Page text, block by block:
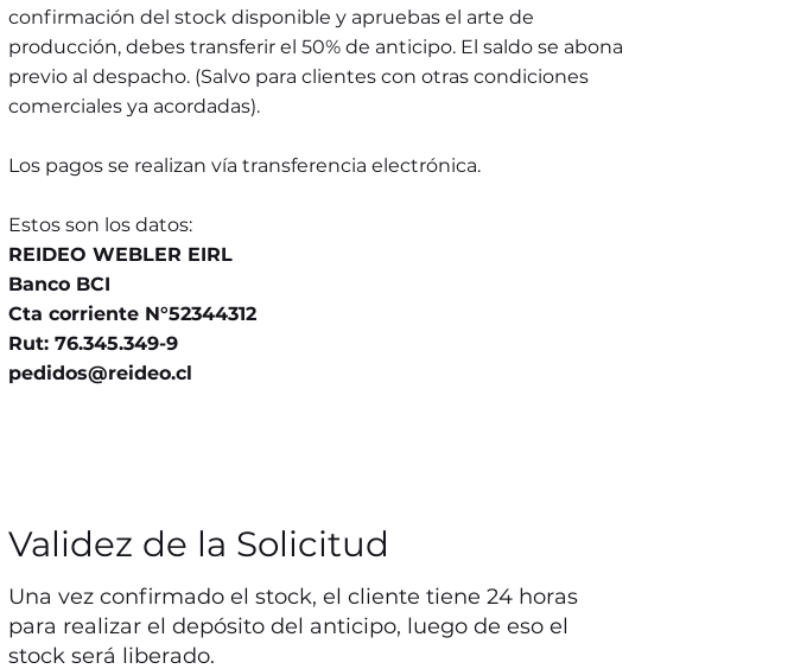
confirmación del stock disponible y apruebas el arte de
producción, debes transferir el 50% de anticipo. El saldo se abona
previo al despacho. (Salvo para clientes con otras condiciones
comerciales ya acordadas).
Los pagos se realizan vía transferencia electrónica.
Estos son los datos:
REIDEO WEBLER EIRL
Banco BCI
Cta corriente N°52344312
Rut: 76.345.349-9
pedidos@reideo.cl
Validez de la Solicitud
Una vez confirmado el stock, el cliente tiene 24 horas
para realizar el depósito del anticipo, luego de eso el
stock será liberado.